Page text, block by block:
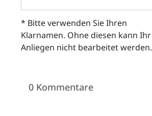
* Bitte verwenden Sie Ihren
Klarnamen. Ohne diesen kann Ihr
Anliegen nicht bearbeitet werden.
0 Kommentare